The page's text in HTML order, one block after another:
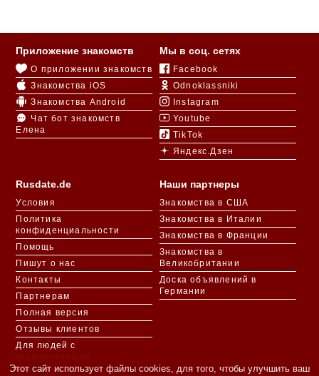
Rusdate.de
Условия
Политика
конфиденциальности
Помощь
Пишут о нас
Контакты
Партнерам
Полная версия
Отзывы клиентов
Для людей с
возможностями
Приложение знакомств
О приложении знакомств
Знакомства iOS
Знакомства Android
Чат бот знакомств
Елена
Мы в соц. сетях
Facebook
Odnoklassniki
Instagram
Youtube
TikTok
Яндекс.Дзен
Наши партнеры
Знакомства в США
Знакомства в Италии
Знакомства в Франции
Знакомства в
Великобритании
Доска объявлений в
Германии
Этот сайт использует файлы cookies, для того, чтобы улучшить ваш